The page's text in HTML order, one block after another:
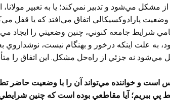
مي‌شود و تدبير نمي‌كند؛ يا به تعبير
وضعيت پارادوكسيكالي اتفاق مي‌افتد كه يا قفل
شرايط جامعه كنوني، چنين وضعيتي را ايجاد
به علت اينكه درخور و بهنگام نيست،
نه جزئي از راه‌حل مشكل. اين اتفاق را
و خواننده مي‌تواند آن را با وضعيت حاضر
ببريم؛ آيا مقاطعي بوده است كه چنين شرايطي